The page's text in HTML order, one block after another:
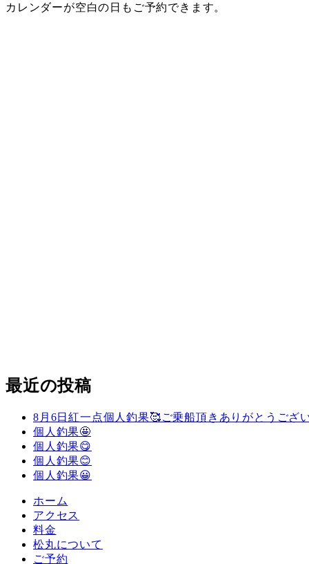
カレンダーが空白の日もご予約できます。
最近の投稿
8月6日紅一点個人釣果🥰ご乗船頂きありがとうござ
個人釣果🤩
個人釣果😋
個人釣果😊
個人釣果😀
ホーム
アクセス
料金
松丸について
ご予約